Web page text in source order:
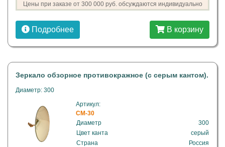
Цены при заказе от 300 000 руб. обсуждаются индивидуально
Подробнее В корзину
Зеркало обзорное противокражное (с серым кантом).
Диаметр: 300
Артикул:
CM-30
Диаметр
300
Цвет канта
серый
Страна
Россия